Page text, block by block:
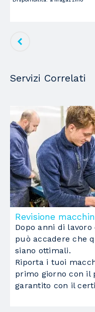
Servizi Correlati
Revisione
Dopo anni di
può accadere che
siano ottimali.
Riporta i tuoi
primo giorno con il
garantito con il